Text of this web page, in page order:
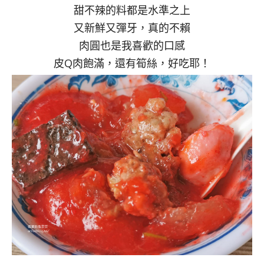
甜不辣的料都是水準之上
又新鮮又彈牙，真的不賴
肉圓也是我喜歡的口感
皮Q肉飽滿，還有筍絲，好吃耶！